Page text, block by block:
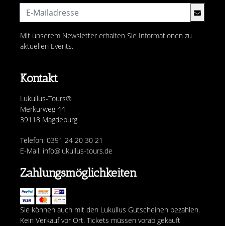
Kontakt
Lukullus-Tours®
Merkurweg 44
39118 Magdeburg
Telefon: 0391 24 20 30 21
E-Mail: info@lukullus-tours.de
Mit unserem Newsletter erhalten Sie Informationen zu
aktuellen Events.
Zahlungsmöglichkeiten
Sie können auch mit den Lukullus Gutscheinen bezahlen.
Kein Verkauf vor Ort. Tickets müssen vorab gekauft